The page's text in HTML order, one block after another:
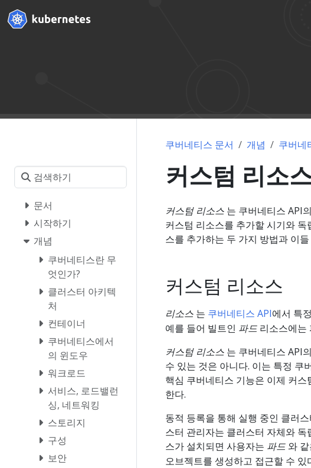
문서
시작하기
개념
쿠버네티스란 무
엇인가?
클러스터 아키텍
처
컨테이너
쿠버네티스에서
의 윈도우
워크로드
서비스, 로드밸런
싱, 네트워킹
스토리지
구성
보안
쿠버네티스 문서 개념 쿠버네
커스텀 리소
커스텀 리소스 는 쿠버네티스 API
커스텀 리소스를 추가할 시기와
스를 추가하는 두 가지 방법과 이
커스텀 리소스
리소스 는 쿠버네티스 API에서 특
예를 들어 빌트인 파드 리소스에는
커스텀 리소스 는 쿠버네티스 API
수 있는 것은 아니다. 이는 특정 쿠
핵심 쿠버네티스 기능은 이제 커
한다.
동적 등록을 통해 실행 중인 클러
스터 관리자는 클러스터 자체와
스가 설치되면 사용자는 파드 와
오브젝트를 생성하고 접근할 수 있